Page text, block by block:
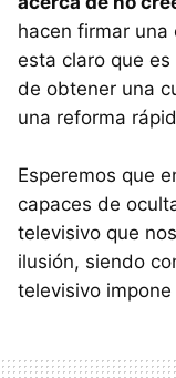
hacen firmar
esta claro que
de obtener una
una reforma
Esperemos que
capaces de
televisivo que
ilusión, siendo
televisivo